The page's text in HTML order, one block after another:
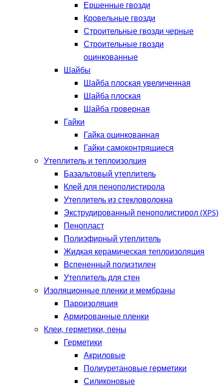
Ершенные гвозди
Кровельные гвозди
Строительные гвозди черные
Строительные гвозди
оцинкованные
Шайбы
Шайба плоская увеличенная
Шайба плоская
Шайба гроверная
Гайки
Гайка оцинкованная
Гайки самоконтрящиеся
Утеплитель и теплоизолция
Базальтовый утеплитель
Клей для пенополистирола
Утеплитель из стекловолокна
Экструдированный пенополистирол (XPS)
Пенопласт
Полиэфирный утеплитель
Жидкая керамическая теплоизоляция
Вспененный полиэтилен
Утеплитель для стен
Изоляционные пленки и мембраны
Пароизоляция
Армированные пленки
Клеи, герметики, пены
Герметики
Акриловые
Полиуретановые герметики
Силиконовые